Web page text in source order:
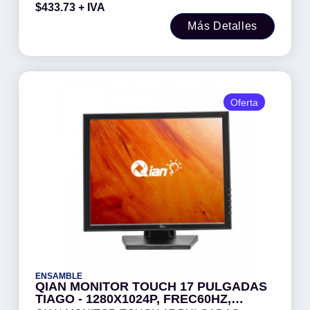
VELOCIDAD 103MM/S, USB, MOD. QIT581701
$433.73 + IVA
Más Detalles
ENSAMBLE
QIAN MONITOR TOUCH 17 PULGADAS
TIAGO - 1280X1024P, FREC60HZ,
Oferta